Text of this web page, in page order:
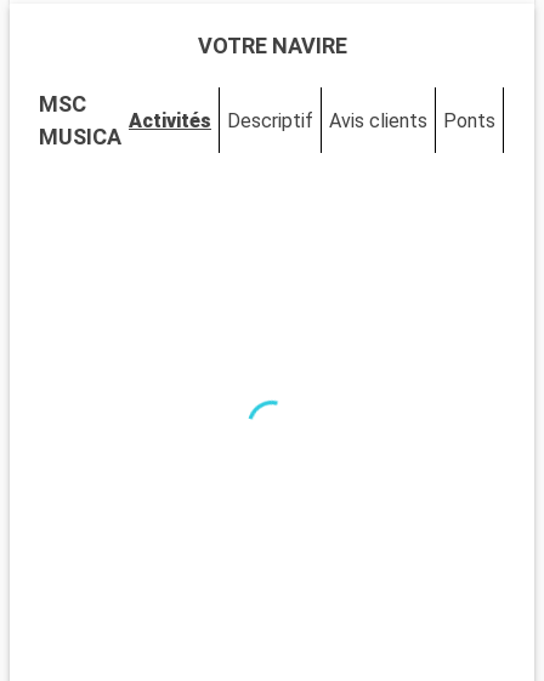
XVIIe siècles. La Cathédrale de San Lorenzo, mélange de
Ducale et le Musée de Gênes offrent un aperçu de l'art et de
l'histoire de la ville. L'Aquarium de Gênes, l'un des plus grands
d'Europe, est une aventure marine fascinante pour tous les
Les sentiers entre ces villages constituent un paradis pour les
VOTRE NAVIRE
MSC
MUSICA
Activités Descriptif Avis clients Ponts